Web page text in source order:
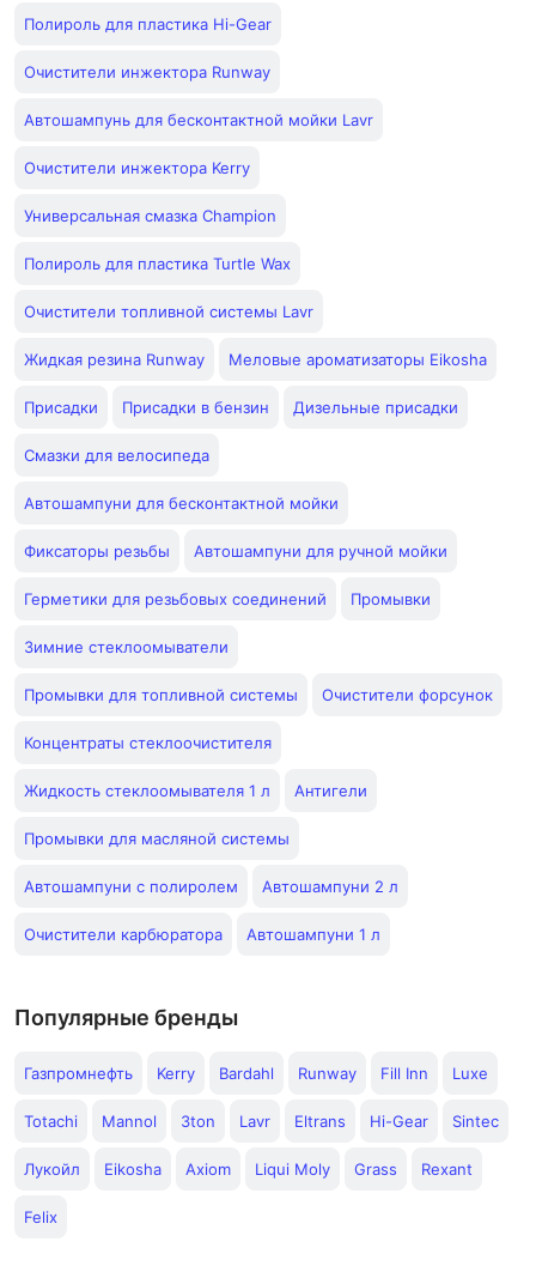
Полироль для пластика Hi-Gear
Очистители инжектора Runway
Автошампунь для бесконтактной мойки Lavr
Очистители инжектора Kerry
Универсальная смазка Champion
Полироль для пластика Turtle Wax
Очистители топливной системы Lavr
Жидкая резина Runway Меловые ароматизаторы Eikosha
Присадки Присадки в бензин Дизельные присадки
Смазки для велосипеда
Автошампуни для бесконтактной мойки
Фиксаторы резьбы Автошампуни для ручной мойки
Герметики для резьбовых соединений Промывки
Зимние стеклоомыватели
Промывки для топливной системы Очистители форсунок
Концентраты стеклоочистителя
Жидкость стеклоомывателя 1 л Антигели
Промывки для масляной системы
Автошампуни с полиролем Автошампуни 2 л
Очистители карбюратора Автошампуни 1 л
Популярные бренды
Газпромнефть Kerry Bardahl Runway Fill Inn Luxe
Totachi Mannol 3ton Lavr Eltrans Hi-Gear Sintec
Лукойл Eikosha Axiom Liqui Moly Grass Rexant
Felix